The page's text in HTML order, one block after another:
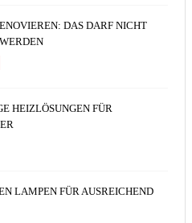
DAS DARF NICHT
HEIZLÖSUNGEN FÜR
LAMPEN FÜR AUSREICHEND